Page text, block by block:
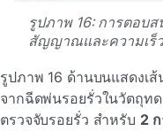
รูปภาพ 16: การตอบส
สัญญาณและความเร็
รูปภาพ 16 ด้านบนแสดงเ
จากฉีดพ่นรอยรั่วในวัตถุท
ตรวจจับรอยรั่ว สําหรับ 2